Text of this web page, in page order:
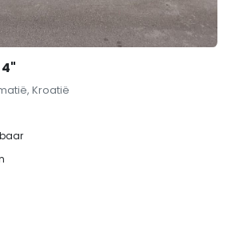
Kroatië